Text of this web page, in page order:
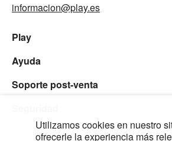
informacion@play.es
Play
Ayuda
Soporte post-venta
Utilizamos cookies en nuestro
ofrecerle la experiencia más